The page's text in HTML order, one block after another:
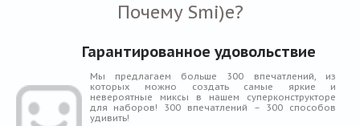
Почему Smi)e?
Гарантированное удовольствие
Мы предлагаем больше 300 впечатлений, из
которых можно создать самые яркие и
невероятные миксы в нашем суперконструкторе
для наборов! 300 впечатлений – 300 способов
удивить!